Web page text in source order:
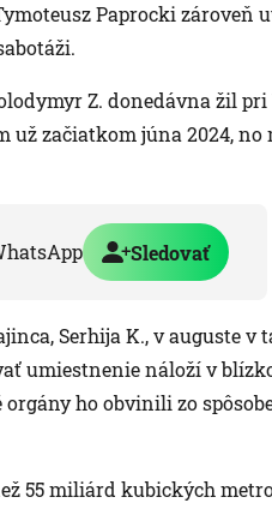
Paprocki zároveň
Z. donedávna žil
začiatkom júna 2024, no
Sledovať
Serhija K., v auguste v
umiestnenie náloží v
ho obvinili zo
55 miliárd kubických